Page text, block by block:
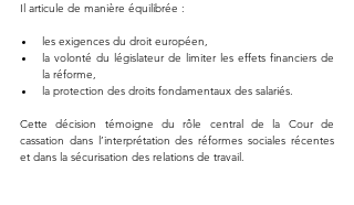
Il articule de manière équilibrée :
les exigences du droit européen,
la volonté du législateur de limiter les effets financiers de
la réforme,
la protection des droits fondamentaux des salariés.
Cette décision témoigne du rôle central de la Cour de
cassation dans l’interprétation des réformes sociales récentes
et dans la sécurisation des relations de travail.